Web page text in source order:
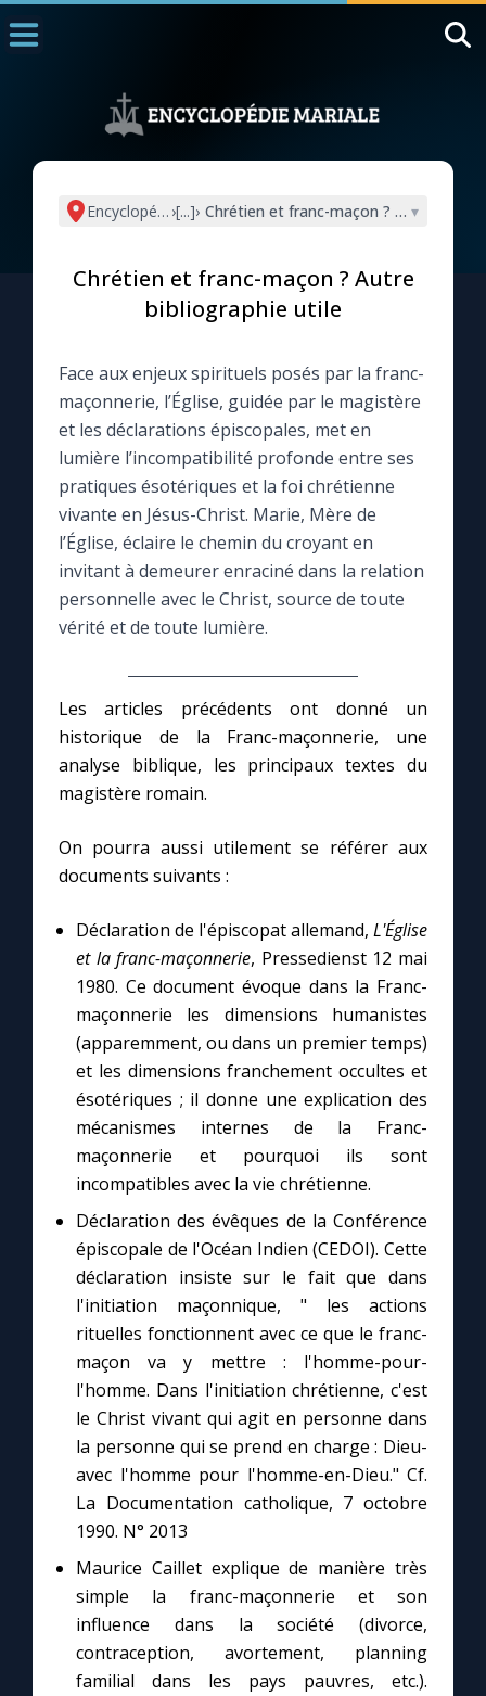
L'actualité de la semaine
La newsletter
La vidéo de la semaine
Le compte Tiktok
Le magazine
Questions-réponses
Prier au quotidien
Avec Thérèse de Lisieux
Les premiers samedis du mois
Marie qui défait les nœuds
Me consacrer à Jésus par Marie
Mes intentions de prière
Une Minute avec Marie
Une neuvaine
À la une
1000 Raisons de Croire
Chapelet pour le monde
Contact
Faire un don
Marie de Nazareth
Encyclopédie mariale
›[...]› Chrétien et franc-maçon ? Autre
▾
Chrétien et franc-maçon ? Autre
bibliographie utile
Face aux enjeux spirituels posés par la franc-
maçonnerie, l’Église, guidée par le magistère
et les déclarations épiscopales, met en
lumière l’incompatibilité profonde entre ses
pratiques ésotériques et la foi chrétienne
vivante en Jésus-Christ. Marie, Mère de
l’Église, éclaire le chemin du croyant en
invitant à demeurer enraciné dans la relation
personnelle avec le Christ, source de toute
vérité et de toute lumière.
Les articles précédents ont donné un
historique de la Franc-maçonnerie, une
analyse biblique, les principaux textes du
magistère romain.
On pourra aussi utilement se référer aux
documents suivants :
Déclaration de l'épiscopat allemand, L'Église
et la franc-maçonnerie, Pressedienst 12 mai
1980. Ce document évoque dans la Franc-
maçonnerie les dimensions humanistes
(apparemment, ou dans un premier temps)
et les dimensions franchement occultes et
ésotériques ; il donne une explication des
mécanismes internes de la Franc-
maçonnerie et pourquoi ils sont
incompatibles avec la vie chrétienne.
Déclaration des évêques de la Conférence
épiscopale de l'Océan Indien (CEDOI). Cette
déclaration insiste sur le fait que dans
l'initiation maçonnique, " les actions
rituelles fonctionnent avec ce que le franc-
maçon va y mettre : l'homme-pour-
l'homme. Dans l'initiation chrétienne, c'est
le Christ vivant qui agit en personne dans
la personne qui se prend en charge : Dieu-
avec l'homme pour l'homme-en-Dieu." Cf.
La Documentation catholique, 7 octobre
1990. N° 2013
Maurice Caillet explique de manière très
simple la franc-maçonnerie et son
influence dans la société (divorce,
contraception, avortement, planning
familial dans les pays pauvres, etc.).